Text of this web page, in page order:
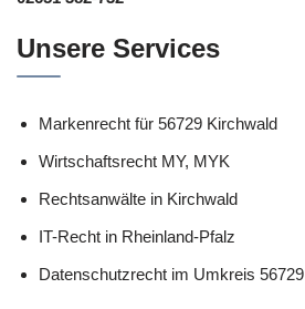
Unsere Services
Markenrecht für 56729 Kirchwald
Wirtschaftsrecht MY, MYK
Rechtsanwälte in Kirchwald
IT-Recht in Rheinland-Pfalz
Datenschutzrecht im Umkreis 56729